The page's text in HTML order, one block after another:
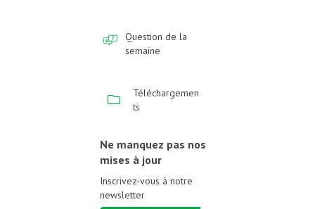
Question de la
semaine
Téléchargemen
ts
Ne manquez pas nos
mises à jour
Inscrivez-vous à notre
newsletter